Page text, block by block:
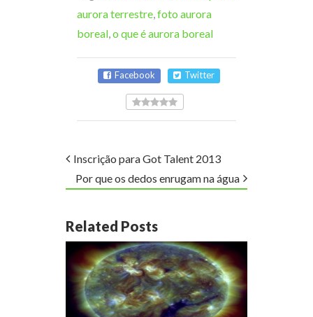
aurora terrestre,foto aurora
boreal,o que é aurora boreal
Facebook Twitter
Inscrição para Got Talent 2013
Por que os dedos enrugam na água
Related Posts